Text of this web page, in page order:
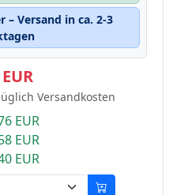
– Versand in ca. 2-3
Versandkosten
EUR
EUR
EUR